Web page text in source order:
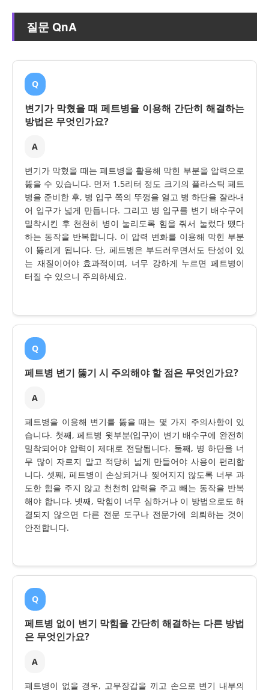
질문 QnA
Q
변기가 막혔을 때 페트병을 이용해 간단히 해결하는
방법은 무엇인가요?
A
변기가 막혔을 때는 페트병을 활용해 막힌 부분을 압력으로
뚫을 수 있습니다. 먼저 1.5리터 정도 크기의 플라스틱 페트
병을 준비한 후, 병 입구 쪽의 뚜껑을 열고 병 하단을 잘라내
어 입구가 넓게 만듭니다. 그리고 병 입구를 변기 배수구에
밀착시킨 후 천천히 병이 눌리도록 힘을 줘서 눌렀다 뗐다
하는 동작을 반복합니다. 이 압력 변화를 이용해 막힌 부분
이 뚫리게 됩니다. 단, 페트병은 부드러우면서도 탄성이 있
는 재질이어야 효과적이며, 너무 강하게 누르면 페트병이
터질 수 있으니 주의하세요.
Q
페트병 변기 뚫기 시 주의해야 할 점은 무엇인가요?
A
페트병을 이용해 변기를 뚫을 때는 몇 가지 주의사항이 있
습니다. 첫째, 페트병 윗부분(입구)이 변기 배수구에 완전히
밀착되어야 압력이 제대로 전달됩니다. 둘째, 병 하단을 너
무 많이 자르지 말고 적당히 넓게 만들어야 사용이 편리합
니다. 셋째, 페트병이 손상되거나 찢어지지 않도록 너무 과
도한 힘을 주지 않고 천천히 압력을 주고 빼는 동작을 반복
해야 합니다. 넷째, 막힘이 너무 심하거나 이 방법으로도 해
결되지 않으면 다른 전문 도구나 전문가에 의뢰하는 것이
안전합니다.
Q
페트병 없이 변기 막힘을 간단히 해결하는 다른 방법
은 무엇인가요?
A
페트병이 없을 경우, 고무장갑을 끼고 손으로 변기 내부의